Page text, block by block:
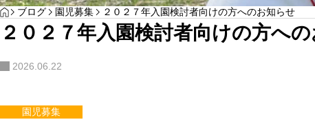
わんぱく通信7月号
YOGA
サンプルテキスト。サンプルテキスト。
HOME
ブログ 園児募集 ２０２７年入園検討者向けの方へのお知らせ
２０２７年入園検討者向けの方へ
2026.06.22
園児募集